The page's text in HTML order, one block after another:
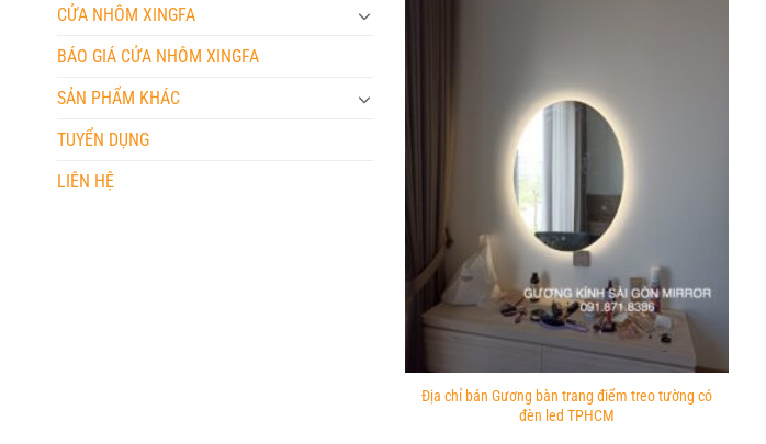
CỬA NHÔM XINGFA
BÁO GIÁ CỬA NHÔM XINGFA
SẢN PHẨM KHÁC
TUYỂN DỤNG
LIÊN HỆ
Địa chỉ bán Gương bàn trang điểm treo tường có
đèn led TPHCM